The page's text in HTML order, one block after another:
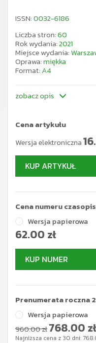
ISSN:0032-6186
Liczba stron:60
Rok wydania:2021
Miejsce wydania:
Oprawa:miękka
Format: A4
zobacz opis
Cena artykułu
Wersja elektroniczna
KUP ARTYKUŁ
Cena numeru
Wersja papierowa
62.00 zł
KUP NUMER
Prenumerata roczna
Wersja papierowa
960.00 zł768.00 zł
Najniższa cena z 30 dni: